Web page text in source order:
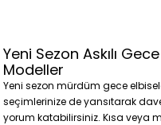
Yeni Sezon Askılı
Modeller
Yeni sezon mürdüm gece
seçimlerinize de yansıtarak
yorum katabilirsiniz. Kısa veya